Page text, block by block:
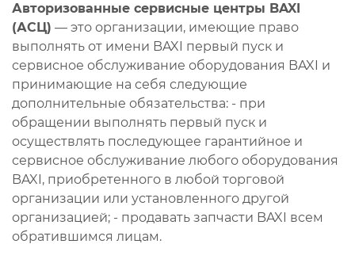
Авторизованные сервисные центры BAXI
(АСЦ) — это организации, имеющие право
выполнять от имени BAXI первый пуск и
сервисное обслуживание оборудования BAXI и
принимающие на себя следующие
дополнительные обязательства: - при
обращении выполнять первый пуск и
осуществлять последующее гарантийное и
сервисное обслуживание любого оборудования
BAXI, приобретенного в любой торговой
организации или установленного другой
организацией; - продавать запчасти BAXI всем
обратившимся лицам.